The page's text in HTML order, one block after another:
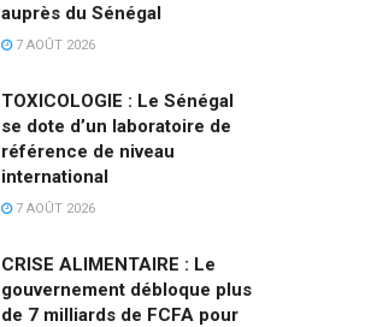
auprès du Sénégal
7 AOÛT 2026
TOXICOLOGIE : Le Sénégal
se dote d’un laboratoire de
référence de niveau
international
7 AOÛT 2026
CRISE ALIMENTAIRE : Le
gouvernement débloque plus
de 7 milliards de FCFA pour